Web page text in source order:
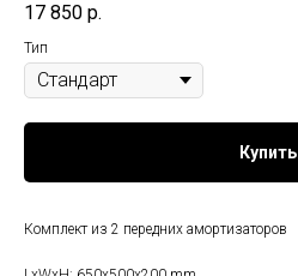
17 850 р.
Тип
Купить
Комплект из 2 передних амортизаторов